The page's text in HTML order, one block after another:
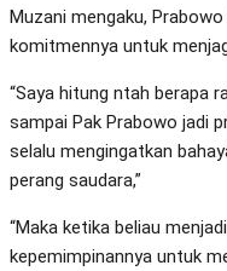
Muzani mengaku,
komitmennya untuk
“Saya hitung ntah berapa
sampai Pak Prabowo jadi
selalu mengingatkan
perang saudara,”
“Maka ketika beliau
kepemimpinannya untuk